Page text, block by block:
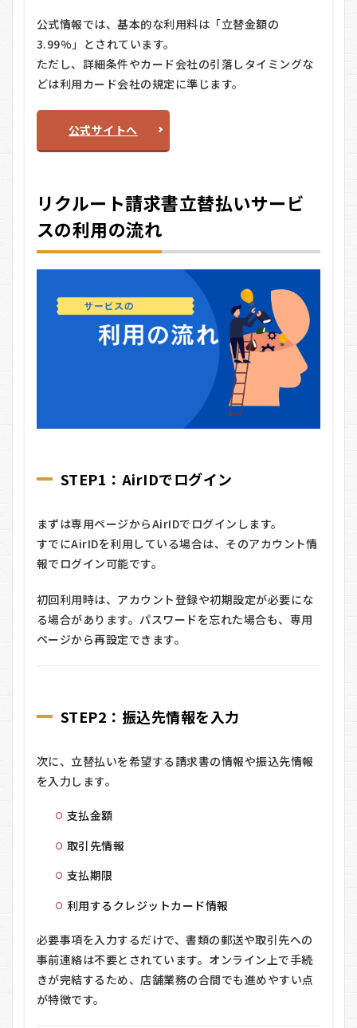
る期
間
は？
8.4
手数
料は
いく
らで
公式情報では、基本的な利用料は「立替金額の
3.99%」とされています。
ただし、詳細条件やカード会社の引落しタイミングな
どは利用カード会社の規定に準じます。
公式サイトへ
リクルート請求書立替払いサービ
スの利用の流れ
STEP1：AirIDでログイン
まずは専用ページからAirIDでログインします。
すでにAirIDを利用している場合は、そのアカウント情
報でログイン可能です。
初回利用時は、アカウント登録や初期設定が必要にな
る場合があります。パスワードを忘れた場合も、専用
ページから再設定できます。
STEP2：振込先情報を入力
次に、立替払いを希望する請求書の情報や振込先情報
を入力します。
支払金額
取引先情報
支払期限
利用するクレジットカード情報
必要事項を入力するだけで、書類の郵送や取引先への
事前連絡は不要とされています。オンライン上で手続
きが完結するため、店舗業務の合間でも進めやすい点
が特徴です。